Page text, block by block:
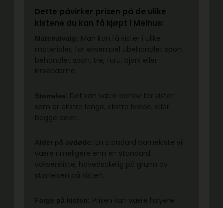
Dette påvirker prisen på de ulike
kistene du kan få kjøpt i Melhus: